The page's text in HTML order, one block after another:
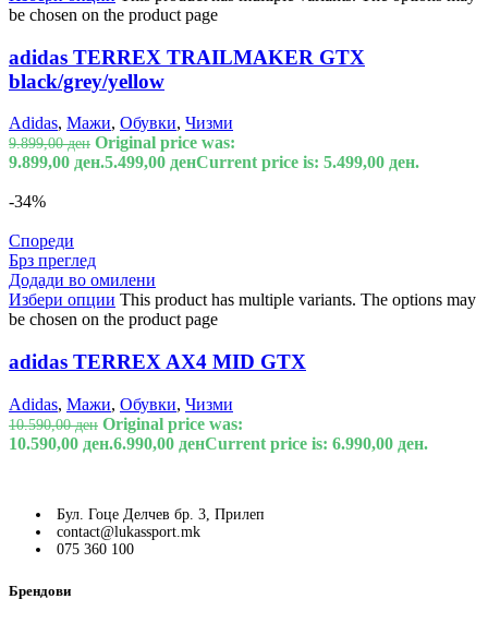
be chosen on the product page
adidas TERREX TRAILMAKER GTX
black/grey/yellow
Adidas, Мажи, Обувки, Чизми
9.899,00ден Original price was:
9.899,00 ден.5.499,00 денCurrent price is: 5.499,00 ден.
-34%
Спореди
Брз преглед
Додади во омилени
Избери опции This product has multiple variants. The options may
be chosen on the product page
adidas TERREX AX4 MID GTX
Adidas, Мажи, Обувки, Чизми
10.590,00ден Original price was:
10.590,00 ден.6.990,00 денCurrent price is: 6.990,00 ден.
Бул. Гоце Делчев бр. 3, Прилеп
contact@lukassport.mk
075 360 100
Брендови